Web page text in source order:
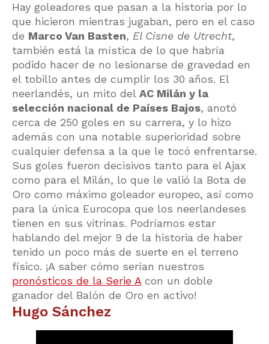
Hay goleadores que pasan a la historia por lo
que hicieron mientras jugaban, pero en el caso
de Marco Van Basten, El Cisne de Utrecht,
también está la mística de lo que habría
podido hacer de no lesionarse de gravedad en
el tobillo antes de cumplir los 30 años. El
neerlandés, un mito del AC Milán y la
selección nacional de Países Bajos, anotó
cerca de 250 goles en su carrera, y lo hizo
además con una notable superioridad sobre
cualquier defensa a la que le tocó enfrentarse.
Sus goles fueron decisivos tanto para el Ajax
como para el Milán, lo que le valió la Bota de
Oro como máximo goleador europeo, así como
para la única Eurocopa que los neerlandeses
tienen en sus vitrinas. Podríamos estar
hablando del mejor 9 de la historia de haber
tenido un poco más de suerte en el terreno
físico. ¡A saber cómo serían nuestros
pronósticos de la Serie Acon un doble
ganador del Balón de Oro en activo!
Hugo Sánchez